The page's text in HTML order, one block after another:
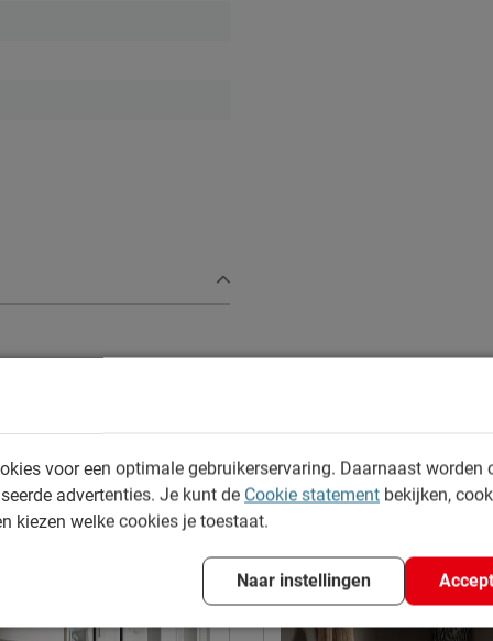
vochtig doekje
CBW voorwaarden
voor een optimale gebruikerservaring. Daarnaast worden
advertenties. Je kunt de Cookie statement bekijken,
kiezen welke cookies je toestaat.
Naar instellingen